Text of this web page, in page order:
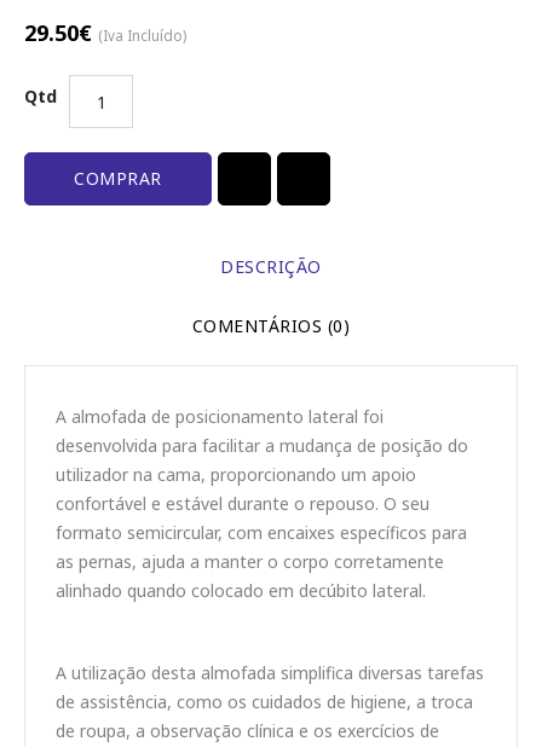
29.50€ (Iva Incluído)
Qtd
COMPRAR
DESCRIÇÃO
COMENTÁRIOS (0)
A almofada de posicionamento lateral foi
desenvolvida para facilitar a mudança de posição do
utilizador na cama, proporcionando um apoio
confortável e estável durante o repouso. O seu
formato semicircular, com encaixes específicos para
as pernas, ajuda a manter o corpo corretamente
alinhado quando colocado em decúbito lateral.
A utilização desta almofada simplifica diversas tarefas
de assistência, como os cuidados de higiene, a troca
de roupa, a observação clínica e os exercícios de